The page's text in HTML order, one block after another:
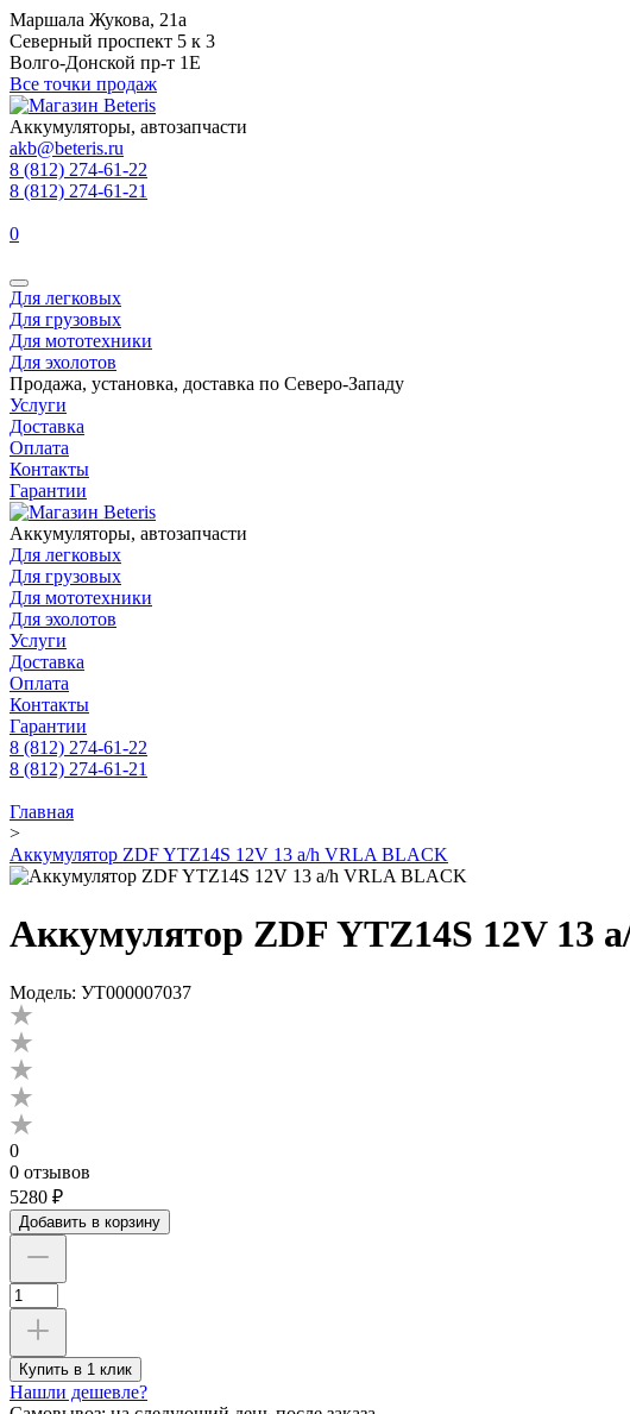
Маршала Жукова, 21а
Северный проспект 5 к 3
Волго-Донской пр-т 1Е
Все точки продаж
Аккумуляторы, автозапчасти
akb@beteris.ru
8 (812) 274-61-22
8 (812) 274-61-21
0
Для легковых
Для грузовых
Для мототехники
Для эхолотов
Продажа, установка, доставка по Северо-Западу
Услуги
Доставка
Оплата
Контакты
Гарантии
Аккумуляторы, автозапчасти
Для легковых
Для грузовых
Для мототехники
Для эхолотов
Услуги
Доставка
Оплата
Контакты
Гарантии
8 (812) 274-61-22
8 (812) 274-61-21
Главная
>
Аккумулятор ZDF YTZ14S 12V 13 a/h VRLA BLACK
Аккумулятор ZDF YTZ14S 12V 13
Модель: УТ000007037
0
0 отзывов
5280 ₽
Добавить в корзину
Купить в 1 клик
Нашли дешевле?